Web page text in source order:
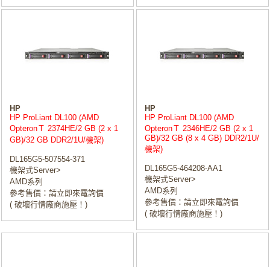
HP
HP ProLiant DL100 (AMD
OpteronＴ 2374HE/2 GB (2 x 1
GB)/32 GB DDR2/1U/機架)
DL165G5-507554-371
機架式Server>
AMD系列
參考售價：請立即來電詢價
( 破壞行情廠商施壓！)
HP
HP ProLiant DL100 (AMD
OpteronＴ 2346HE/2 GB (2 x 1
GB)/32 GB (8 x 4 GB) DDR2/1U/
機架)
DL165G5-464208-AA1
機架式Server>
AMD系列
參考售價：請立即來電詢價
( 破壞行情廠商施壓！)